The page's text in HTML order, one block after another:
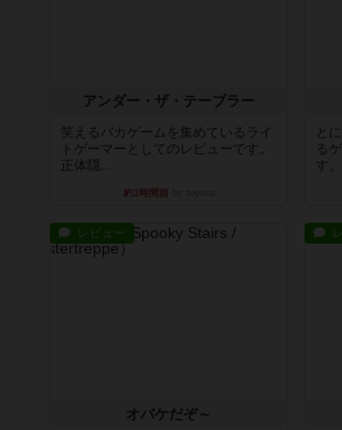
アンダー・ザ・テーブラー
笑えるバカゲームを集めているライ
トゲーマーとしてのレビューです。
正体隠...
約1時間前
と
る
す
レビュー
オバケだぞ～